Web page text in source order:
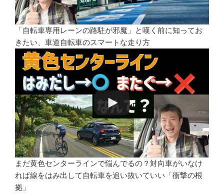
「自転車専用レーンの路駐が邪魔」と嘆く前に知ってお
きたい、車道自転車のスマートな走り方
まだ黄色センターラインで悩んでるの？対向車がいなけ
れば線をはみ出して自転車を追い抜いていい「衝撃の根
拠」